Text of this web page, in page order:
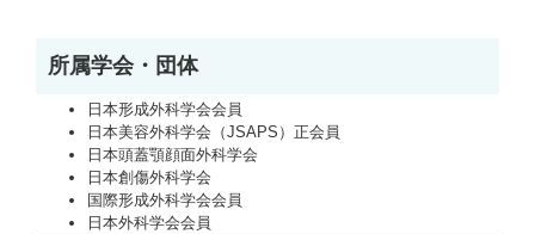
所属学会・団体
日本形成外科学会会員
日本美容外科学会（JSAPS）正会員
日本頭蓋顎顔面外科学会
日本創傷外科学会
国際形成外科学会会員
日本外科学会会員